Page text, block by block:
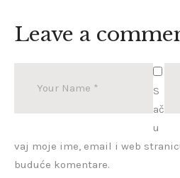
Leave a
S
ač
u
vaj moje ime, email i web
buduće komentare.